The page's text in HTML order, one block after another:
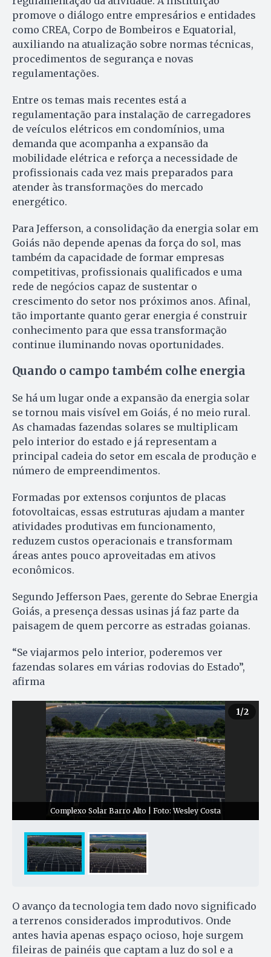
promove o diálogo entre empresários e entidades
como CREA, Corpo de Bombeiros e Equatorial,
auxiliando na atualização sobre normas técnicas,
procedimentos de segurança e novas
regulamentações.
Entre os temas mais recentes está a
regulamentação para instalação de carregadores
de veículos elétricos em condomínios, uma
demanda que acompanha a expansão da
mobilidade elétrica e reforça a necessidade de
profissionais cada vez mais preparados para
atender às transformações do mercado
energético.
Para Jefferson, a consolidação da energia solar em
Goiás não depende apenas da força do sol, mas
também da capacidade de formar empresas
competitivas, profissionais qualificados e uma
rede de negócios capaz de sustentar o
crescimento do setor nos próximos anos. Afinal,
tão importante quanto gerar energia é construir
conhecimento para que essa transformação
continue iluminando novas oportunidades.
Quando o campo também colhe energia
Se há um lugar onde a expansão da energia solar
se tornou mais visível em Goiás, é no meio rural.
As chamadas fazendas solares se multiplicam
pelo interior do estado e já representam a
principal cadeia do setor em escala de produção e
número de empreendimentos.
Formadas por extensos conjuntos de placas
fotovoltaicas, essas estruturas ajudam a manter
atividades produtivas em funcionamento,
reduzem custos operacionais e transformam
áreas antes pouco aproveitadas em ativos
econômicos.
Segundo Jefferson Paes, gerente do Sebrae Energia
Goiás, a presença dessas usinas já faz parte da
paisagem de quem percorre as estradas goianas.
“Se viajarmos pelo interior, poderemos ver
fazendas solares em várias rodovias do Estado”,
afirma
1/2
Complexo Solar Barro Alto | Foto: Wesley Costa
O avanço da tecnologia tem dado novo significado
a terrenos considerados improdutivos. Onde
antes havia apenas espaço ocioso, hoje surgem
fileiras de painéis que captam a luz do sol e a